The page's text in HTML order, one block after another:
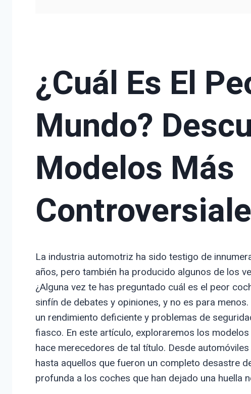
¿Cuál Es El
Mundo?
Modelos Más
La industria automotriz ha sido testigo de
años, pero también ha producido algunos de los
¿Alguna vez te has preguntado cuál es el peor
sinfín de debates y opiniones, y no es para
un rendimiento deficiente y problemas de
fiasco. En este artículo, exploraremos los
hace merecedores de tal título. Desde
hasta aquellos que fueron un completo desastre
profunda a los coches que han dejado una huella